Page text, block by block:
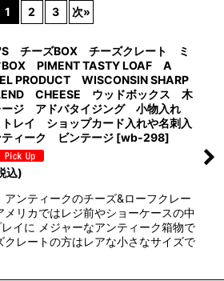
絞り込む
1 2 3 次»
チーズBOX チーズクレート ミ
BOX PIMENT TASTY LOAF A
PRODUCT WISCONSIN SHARP
CHEESE ウッドボックス 木
ジ アドバタイジング 小物入れ
レイ ショップカード入れや名刺入
ィーク ビンテージ [wb-298]
込)
アンティークのチーズ&ローフクレー
メリカではレジ前やショーケースの中
イに メジャーなアンティーク箱物で
クレートの方はレアな小さなサイズで